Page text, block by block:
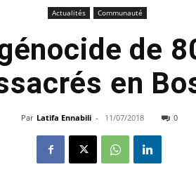
Actualités Communauté
de
en
Par Latifa Ennabili - 11/07/2018 0